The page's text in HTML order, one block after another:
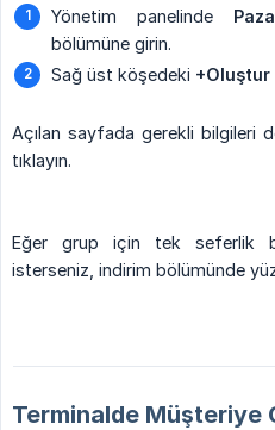
Yönetim panelinde
bölümüne girin.
Sağ üst köşedeki +Oluştur
Açılan sayfada gerekli bilgileri
tıklayın.
Eğer grup için tek seferlik
isterseniz, indirim bölümünde
Terminalde Müşteriye